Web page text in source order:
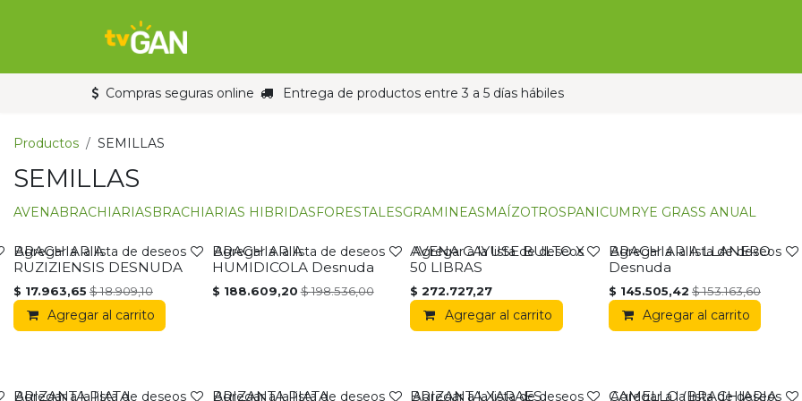
Compras seguras online Entrega de productos entre 3 a 5 días hábiles
Productos SEMILLAS
SEMILLAS
AVENABRACHIARIASBRACHIARIAS HIBRIDASFORESTALESGRAMINEASMAÍZOTROSPANICUM RYE GRASS ANUAL
PROMOCIÓN
BRACHIARIA
RUZIZIENSIS DESNUDA
$ 17.963,65 $18.909,10
Agregar al carrito
Agregar a la lista de deseos PROMOCIÓN
BRACHIARIA
HUMIDICOLA Desnuda
$ 188.609,20 $198.536,00
Agregar a la lista de deseos
AVENA CAYUSE BULTO X
50 LIBRAS
$272.727,27
Agregar al carrito
Agregar a la lista de deseos
BRACHIARIA LLANERO
Desnuda
$ 145.505,42 $153.163,60
Agregar al carrito
Agregar a la lista de deseos
BRIZANTA PIATA
Agregar a la lista de deseos
BRIZANTA PIATA
Agregar a la lista de deseos
BRIZANTA XARAES
Agregar a la lista de deseos
CAMELLO (BRACHIARIA
Agregar a la lista de deseos